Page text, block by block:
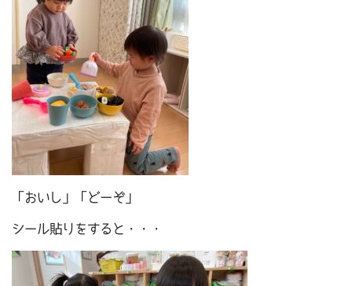
「おいし」「どーぞ」
シール貼りをすると・・・